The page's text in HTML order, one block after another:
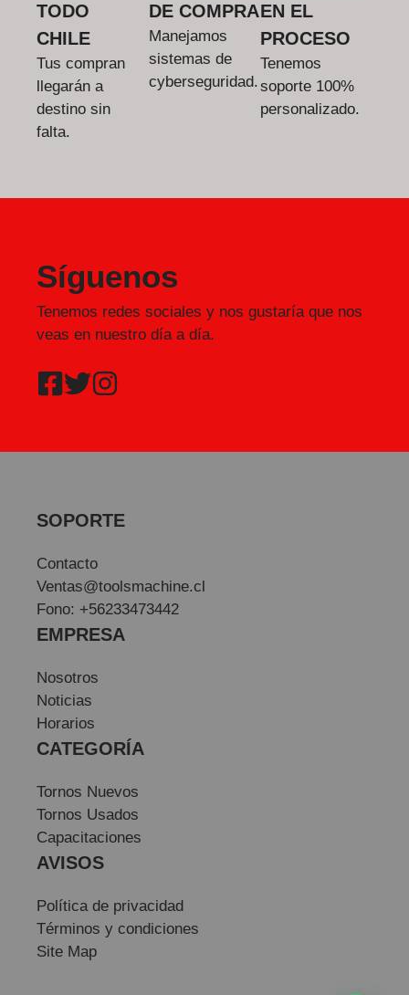
TODO
CHILE
Tus compran
llegarán a
destino sin
falta.
DE COMPRA
Manejamos
sistemas de
cyberseguridad.
EN EL
PROCESO
Tenemos
soporte 100%
personalizado.
Síguenos
Tenemos redes sociales y nos gustaría que nos
veas en nuestro día a día.
SOPORTE
Contacto
Ventas@toolsmachine.cl
Fono: +56233473442
EMPRESA
Nosotros
Noticias
Horarios
CATEGORÍA
Tornos Nuevos
Tornos Usados
Capacitaciones
AVISOS
Política de privacidad
Términos y condiciones
Site Map